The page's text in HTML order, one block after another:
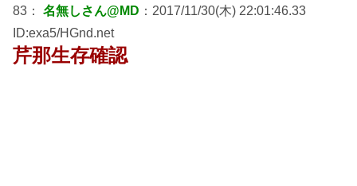
83： 名無しさん@MD ：2017/11/30(木) 22:01:46.33
ID:exa5/HGnd.net
芹那生存確認